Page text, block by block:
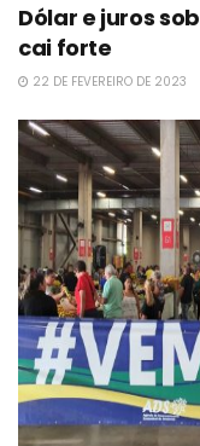
Dólar e juros
cai forte
22 DE FEVEREIRO DE 2023